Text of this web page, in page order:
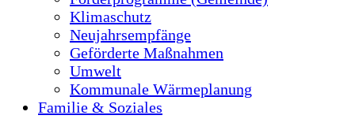
Klimaschutz
Neujahrsempfänge
Geförderte Maßnahmen
Umwelt
Kommunale Wärmeplanung
Familie & Soziales